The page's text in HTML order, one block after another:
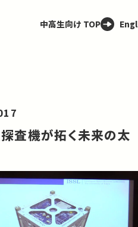
中高生向け TOP
査機が拓く未来の太